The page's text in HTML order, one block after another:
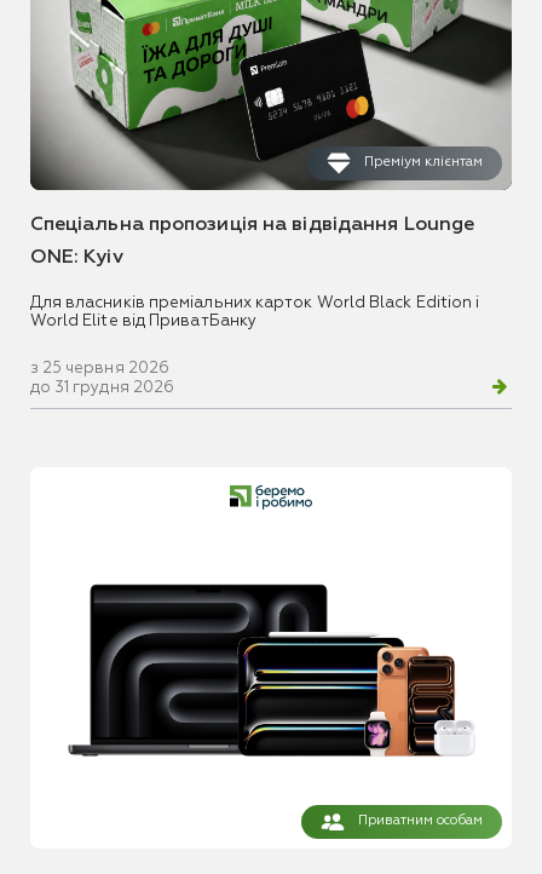
Преміум клієнтам
Спеціальна пропозиція на відвідання Lounge
ONE: Kyiv
Для власників преміальних карток World Black Edition і
World Elite від ПриватБанку
з 25 червня 2026
до 31 грудня 2026
Приватним особам